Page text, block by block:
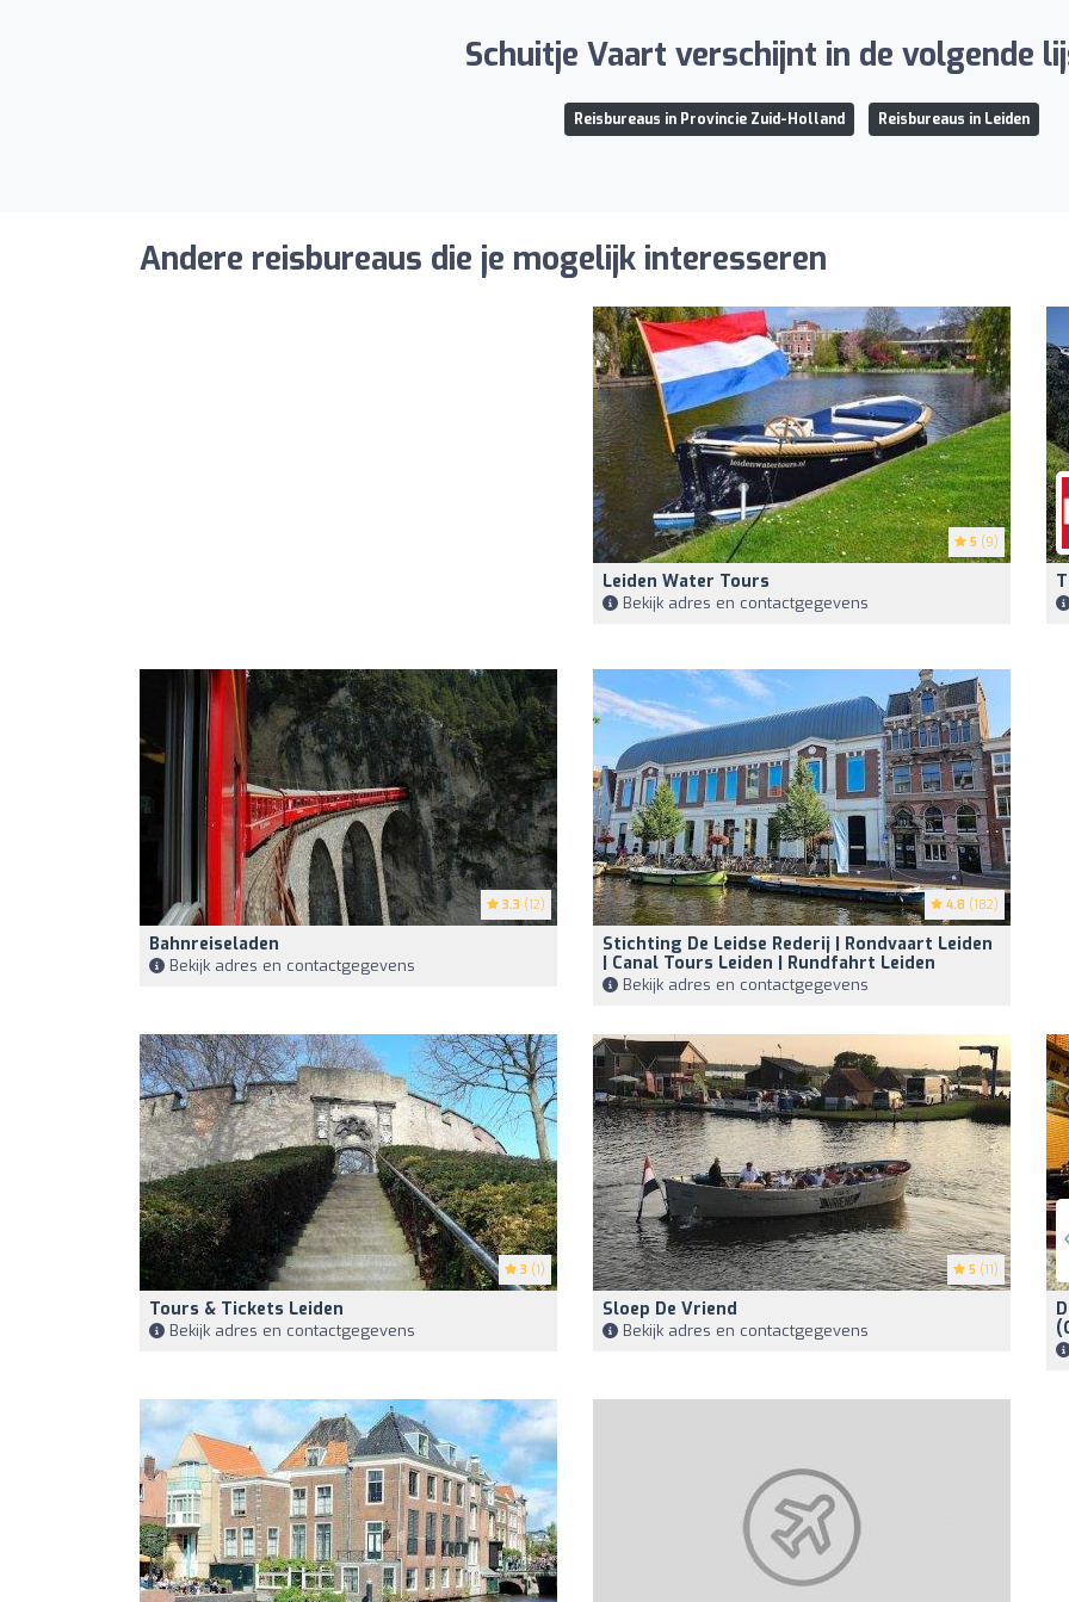
Schuitje Vaart verschijnt in de volgende
Reisbureaus in Provincie Zuid-Holland Reisbureaus in Leiden
Andere reisbureaus die je mogelijk interesseren
5 (9)
Leiden Water Tours
Bekijk adres en contactgegevens
3.3 (12)
Bahnreiseladen
Bekijk adres en contactgegevens
4.8 (182)
Stichting De Leidse Rederij | Rondvaart Leiden
| Canal Tours Leiden | Rundfahrt Leiden
Bekijk adres en contactgegevens
3 (1)
Tours & Tickets Leiden
Bekijk adres en contactgegevens
5 (11)
Sloep De Vriend
Bekijk adres en contactgegevens